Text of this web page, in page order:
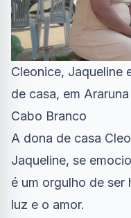
Cleonice, Jaqueline
de casa, em
Cabo Branco
A dona de casa
Jaqueline, se
é um orgulho de ser
luz e o amor.